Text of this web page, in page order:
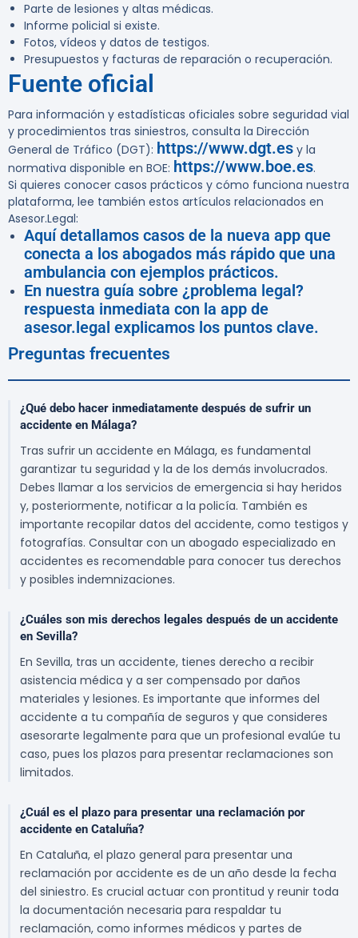
Parte de lesiones y altas médicas.
Informe policial si existe.
Fotos, vídeos y datos de testigos.
Presupuestos y facturas de reparación o recuperación.
Fuente oficial
Para información y estadísticas oficiales sobre seguridad vial
y procedimientos tras siniestros, consulta la Dirección
General de Tráfico (DGT): https://www.dgt.es y la
normativa disponible en BOE: https://www.boe.es.
Si quieres conocer casos prácticos y cómo funciona nuestra
plataforma, lee también estos artículos relacionados en
Asesor.Legal:
Aquí detallamos casos de la nueva app que
conecta a los abogados más rápido que una
ambulancia con ejemplos prácticos.
En nuestra guía sobre ¿problema legal?
respuesta inmediata con la app de
asesor.legal explicamos los puntos clave.
Preguntas frecuentes
¿Qué debo hacer inmediatamente después de sufrir un
accidente en Málaga?
Tras sufrir un accidente en Málaga, es fundamental
garantizar tu seguridad y la de los demás involucrados.
Debes llamar a los servicios de emergencia si hay heridos
y, posteriormente, notificar a la policía. También es
importante recopilar datos del accidente, como testigos y
fotografías. Consultar con un abogado especializado en
accidentes es recomendable para conocer tus derechos
y posibles indemnizaciones.
¿Cuáles son mis derechos legales después de un accidente
en Sevilla?
En Sevilla, tras un accidente, tienes derecho a recibir
asistencia médica y a ser compensado por daños
materiales y lesiones. Es importante que informes del
accidente a tu compañía de seguros y que consideres
asesorarte legalmente para que un profesional evalúe tu
caso, pues los plazos para presentar reclamaciones son
limitados.
¿Cuál es el plazo para presentar una reclamación por
accidente en Cataluña?
En Cataluña, el plazo general para presentar una
reclamación por accidente es de un año desde la fecha
del siniestro. Es crucial actuar con prontitud y reunir toda
la documentación necesaria para respaldar tu
reclamación, como informes médicos y partes de